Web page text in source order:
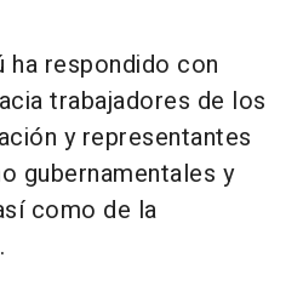
ha respondido con
trabajadores de los
y representantes
gubernamentales y
como de la